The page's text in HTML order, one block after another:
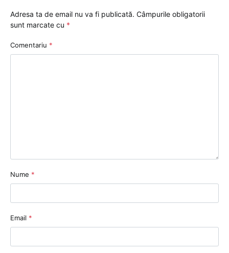
Adresa ta de email nu va fi publicată. Câmpurile obligatorii
sunt marcate cu *
Comentariu *
Nume *
Email *